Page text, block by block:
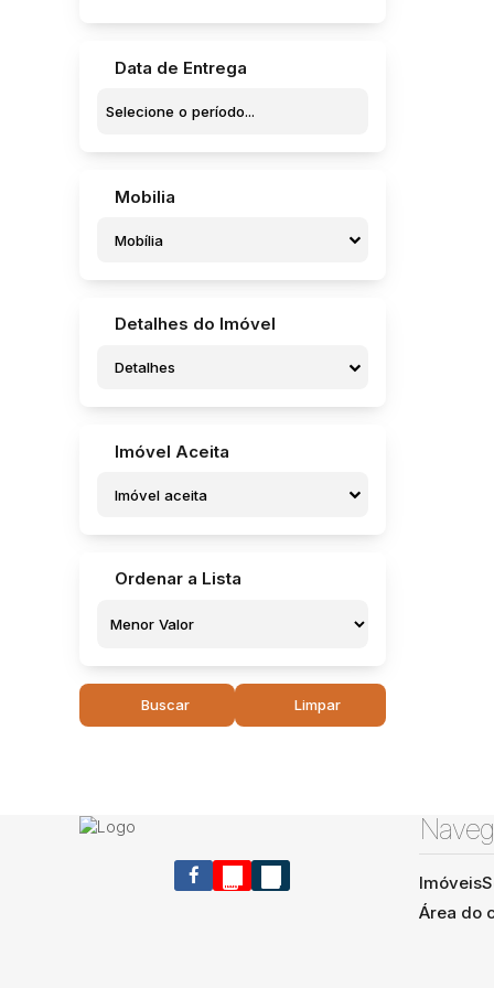
Vila Maria Cristina (1)
Vila Netinho Prado (1)
Vila Nova (3)
Vila Sampaio Bueno (1)
Bariri (1)
Potunduva (Jaú) (1)
Laguna Castelan (1)
Data de Entrega
Mobilia
Mobília
Detalhes do Imóvel
Detalhes
Imóvel Aceita
Imóvel aceita
Ordenar a Lista
Buscar Limpar
Imóveis
Área do